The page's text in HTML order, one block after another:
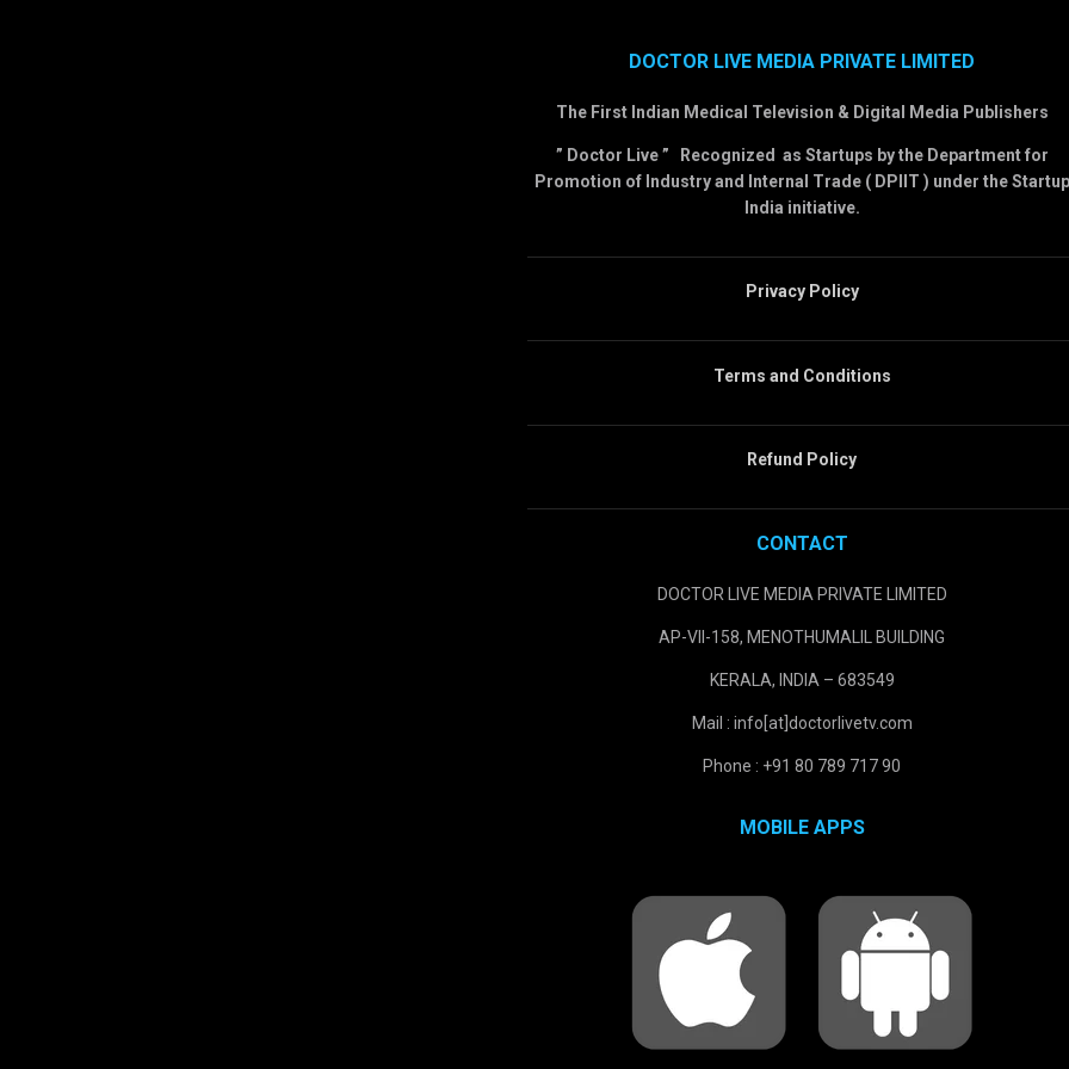
DOCTOR LIVE MEDIA PRIVATE LIMITED
The First Indian Medical Television & Digital Media Publishers
” Doctor Live ” Recognized as Startups by the Department for
Promotion of Industry and Internal Trade ( DPIIT ) under the Startup
India initiative.
Privacy Policy
Terms and Conditions
Refund Policy
CONTACT
DOCTOR LIVE MEDIA PRIVATE LIMITED
AP-VII-158, MENOTHUMALIL BUILDING
KERALA, INDIA – 683549
Mail : info[at]doctorlivetv.com
Phone : +91 80 789 717 90
MOBILE APPS